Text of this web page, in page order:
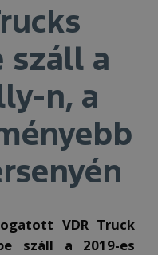
száll a
n, a
VDR Truck
száll a 2019-es